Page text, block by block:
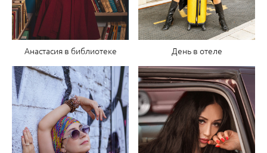
Анастасия в библиотеке День в отеле